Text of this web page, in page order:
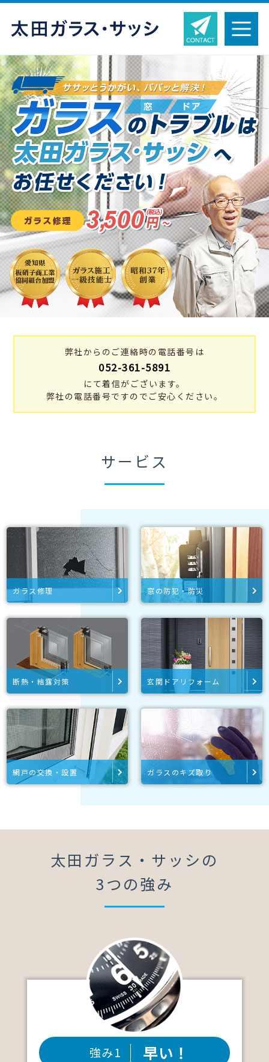
弊社からのご連絡時の電話番号は
052-361-5891
にて着信がございます。
弊社の電話番号ですのでご安心ください。
サービス
ガラス修理 窓の防犯・防災
断熱・結露対策 玄関ドアリフォーム
網戸の交換・設置 ガラスのキズ取り
太田ガラス・サッシの
3つの強み
強み1 早い！